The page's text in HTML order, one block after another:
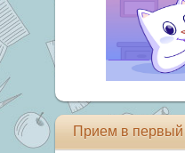
Прием в первый